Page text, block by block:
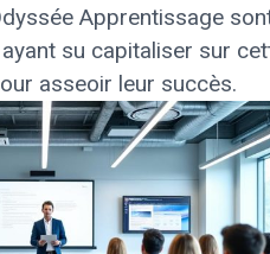
Apprentissage
su capitaliser sur
asseoir leur succès.